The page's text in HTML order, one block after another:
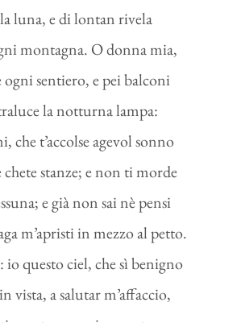
la luna, e di lontan rivela
montagna. O donna mia,
ogni sentiero, e pei balconi
la notturna lampa:
che t’accolse agevol sonno
stanze; e non ti morde
e già non sai nè pensi
m’apristi in mezzo al petto.
questo ciel, che sì benigno
vista, a salutar m’affaccio,